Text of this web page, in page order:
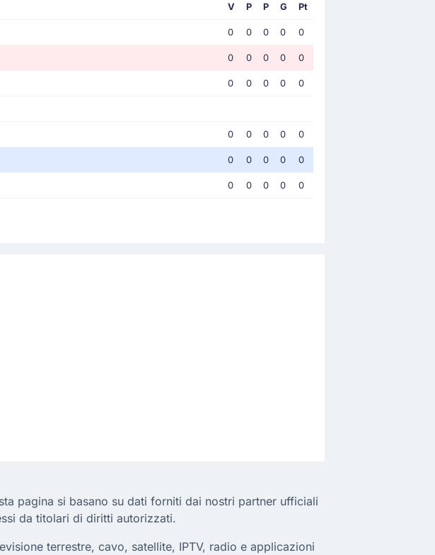
V P P G Pt
0 0 0 0 0
0 0 0 0 0
0 0 0 0 0
0 0 0 0 0
0 0 0 0 0
0 0 0 0 0
pagina si basano su dati forniti dai nostri partner ufficiali
da titolari di diritti autorizzati.
terrestre, cavo, satellite, IPTV, radio e applicazioni